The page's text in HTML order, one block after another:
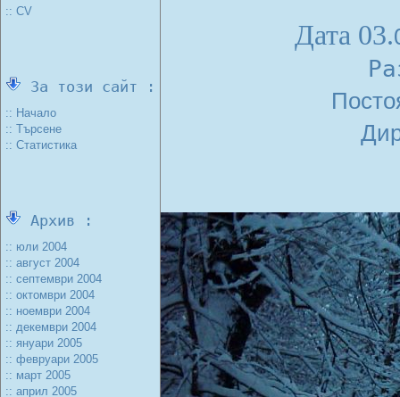
:: CV
За този сайт :
:: Начало
:: Търсене
:: Статистика
Архив :
:: юли 2004
:: август 2004
:: септември 2004
:: октомври 2004
:: ноември 2004
:: декември 2004
:: януари 2005
:: февруари 2005
:: март 2005
:: април 2005
Дата 03.